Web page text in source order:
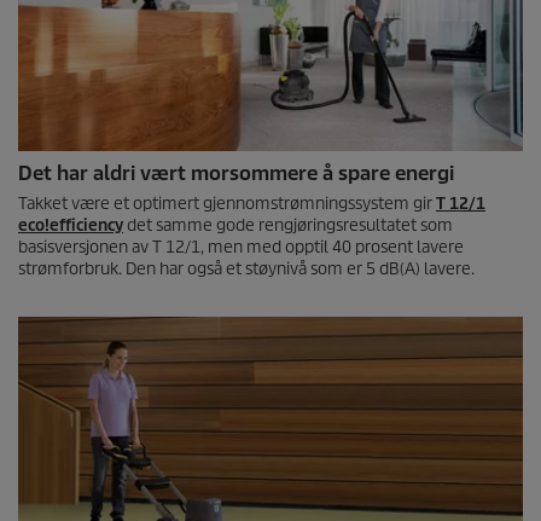
Det har aldri vært morsommere å spare energi
Takket være et optimert gjennomstrømningssystem girT 12/1
eco!efficiencydet samme gode rengjøringsresultatet som
basisversjonen av T 12/1, men med opptil 40 prosent lavere
strømforbruk. Den har også et støynivå som er 5 dB(A) lavere.